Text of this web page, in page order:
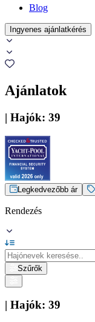
Blog
Ingyenes ajánlatkérés
Ajánlatok
| Hajók: 39
Legkedvezőbb ár
Rendezés
Szűrők
| Hajók: 39